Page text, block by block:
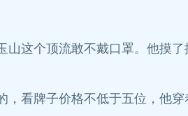
个顶流敢不戴口罩。他摸
牌子价格不低于五位，他穿